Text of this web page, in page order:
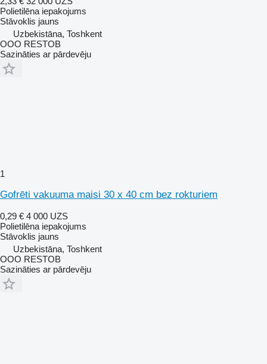
Polietilēna iepakojums
Stāvoklis jauns
Uzbekistāna, Toshkent
OOO RESTOB
Sazināties ar pārdevēju
1
Gofrēti vakuuma maisi 30 x 40 cm bez rokturiem
0,29 € 4 000 UZS
Polietilēna iepakojums
Stāvoklis jauns
Uzbekistāna, Toshkent
OOO RESTOB
Sazināties ar pārdevēju